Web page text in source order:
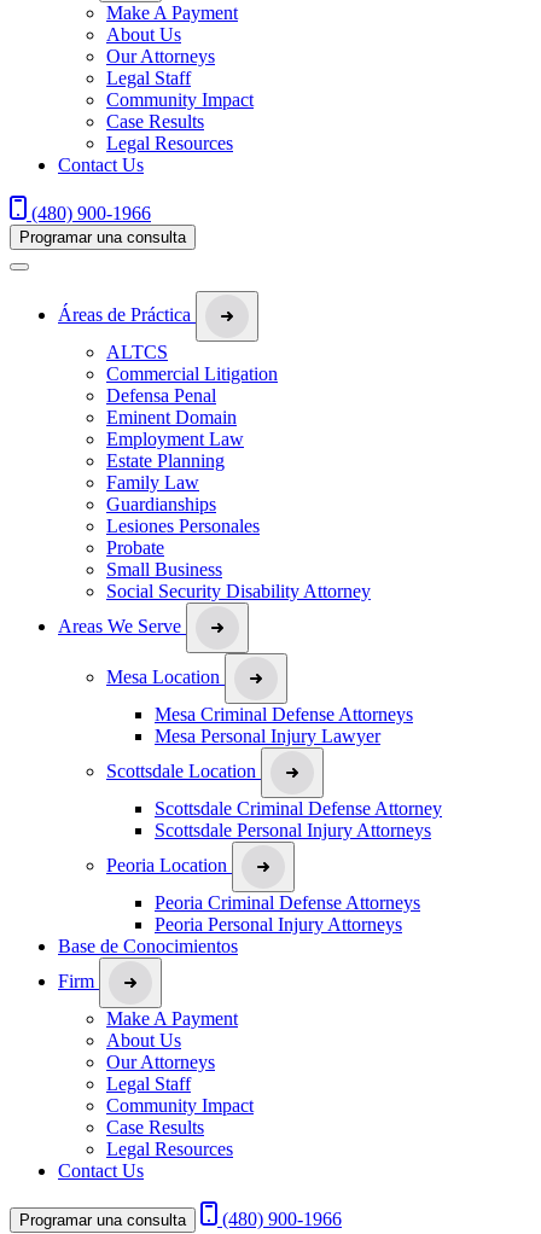
Make A Payment
About Us
Our Attorneys
Legal Staff
Community Impact
Case Results
Legal Resources
Contact Us
(480) 900-1966
Programar una consulta
Áreas de Práctica
ALTCS
Commercial Litigation
Defensa Penal
Eminent Domain
Employment Law
Estate Planning
Family Law
Guardianships
Lesiones Personales
Probate
Small Business
Social Security Disability Attorney
Areas We Serve
Mesa Location
Mesa Criminal Defense Attorneys
Mesa Personal Injury Lawyer
Scottsdale Location
Scottsdale Criminal Defense Attorney
Scottsdale Personal Injury Attorneys
Peoria Location
Peoria Criminal Defense Attorneys
Peoria Personal Injury Attorneys
Base de Conocimientos
Firm
Make A Payment
About Us
Our Attorneys
Legal Staff
Community Impact
Case Results
Legal Resources
Contact Us
Programar una consulta (480) 900-1966